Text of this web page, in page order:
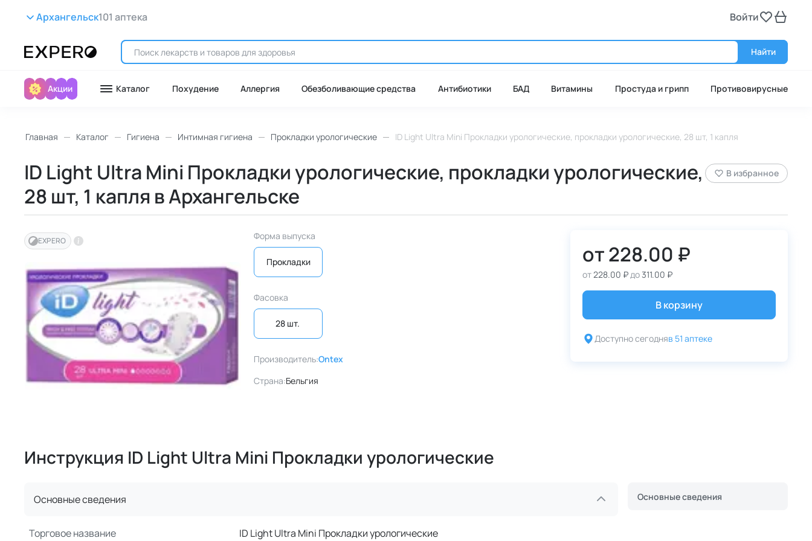
Архангельск101 аптека Войти
Найти
Акции Каталог Похудение Аллергия Обезболивающие средства Антибиотики БАД Витамины Простуда и грипп Противовирусные
Главная Каталог Гигиена Интимная гигиена Прокладки урологические ID Light Ultra Mini Прокладки урологические, прокладки урологические, 28 шт, 1 капля
ID Light Ultra Mini Прокладки урологические, прокладки урологические,
28 шт, 1 капля в Архангельске
В избранное
EXPERO Форма выпуска
Прокладки
Фасовка
28 шт.
Производитель:Ontex
Страна:Бельгия
от228.00 ₽
от228.00 ₽до311.00 ₽
В корзину
Доступно сегодняв 51 аптеке
Инструкция ID Light Ultra Mini Прокладки урологические
Основные сведения
Торговое название ID Light Ultra Mini Прокладки урологические
Основные сведения